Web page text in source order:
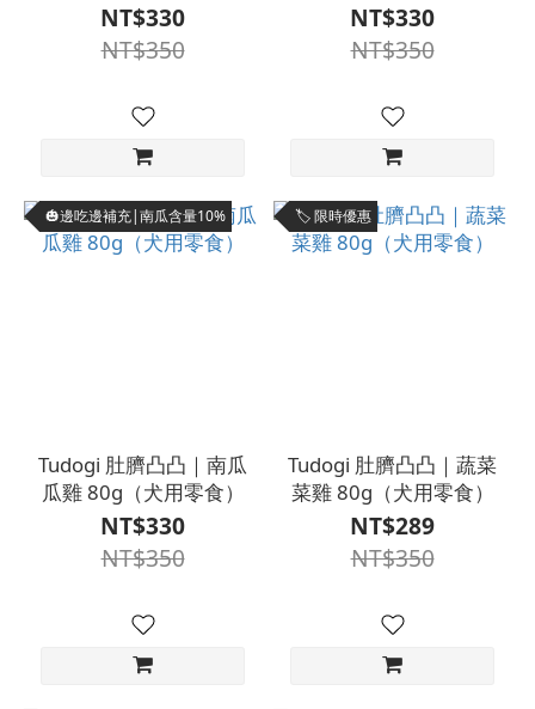
NT$330
NT$350
NT$330
NT$350
🎃邊吃邊補充|南瓜含量10%
Tudogi 肚臍凸凸｜南瓜
瓜雞 80g（犬用零食）
NT$330
NT$350
🏷️ 限時優惠
Tudogi 肚臍凸凸｜蔬菜
菜雞 80g（犬用零食）
NT$289
NT$350